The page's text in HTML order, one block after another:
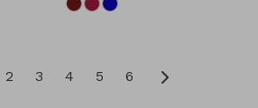
2 3 4 5 6